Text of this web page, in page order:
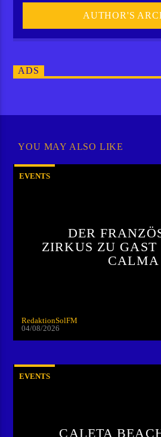
AUTHOR'S
ADS
YOU MAY ALSO LIKE
EVENTS
DER
ZIRKUS ZU GAST
CALMA
RedaktionSolFM
04/08/2026
EVENTS
CALETA